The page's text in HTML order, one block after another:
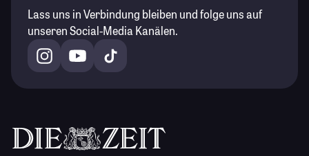
Lass uns in Verbindung bleiben und folge uns auf
unseren Social-Media Kanälen.